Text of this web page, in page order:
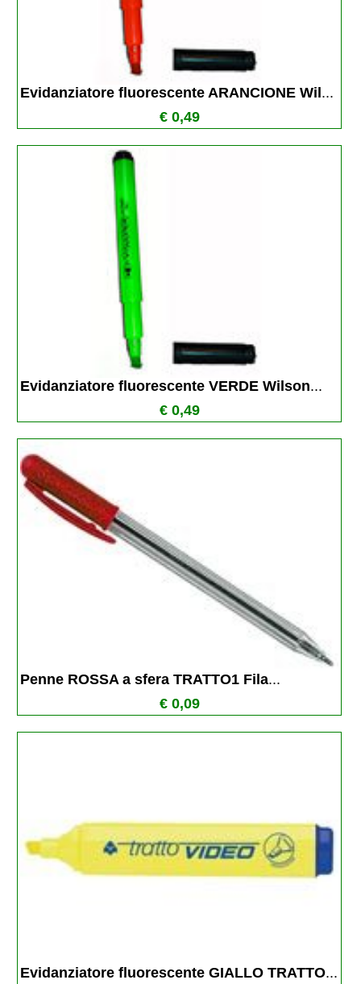
Evidanziatore fluorescente ARANCIONE Wil ...
€ 0,49
Evidanziatore fluorescente VERDE Wilson...
€ 0,49
Penne ROSSA a sfera TRATTO1 Fila...
€ 0,09
Evidanziatore fluorescente GIALLO TRATTO...